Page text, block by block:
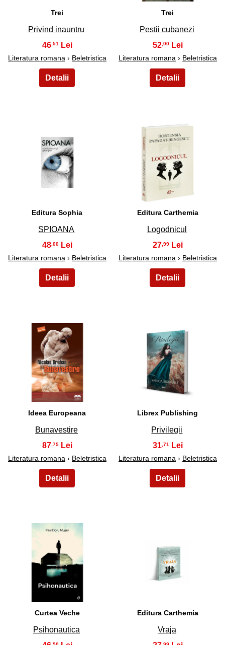
Trei
Privind inauntru
46,51
Literatura romana › Beletristica
Trei
Pestii cubanezi
52,00
Literatura romana › Beletristica
37
Editura Sophia
SPIOANA
48 ,00
Literatura romana › Beletristica
38
Editura Carthemia
Logodnicul
27,99
Literatura romana › Beletristica
39
Ideea Europeana
Bunavestire
87,75
Literatura romana › Beletristica
40
Librex Publishing
Privilegii
31 ,71
Literatura romana › Beletristica
41
Curtea Veche
Psihonautica
42
Editura Carthemia
Vraja